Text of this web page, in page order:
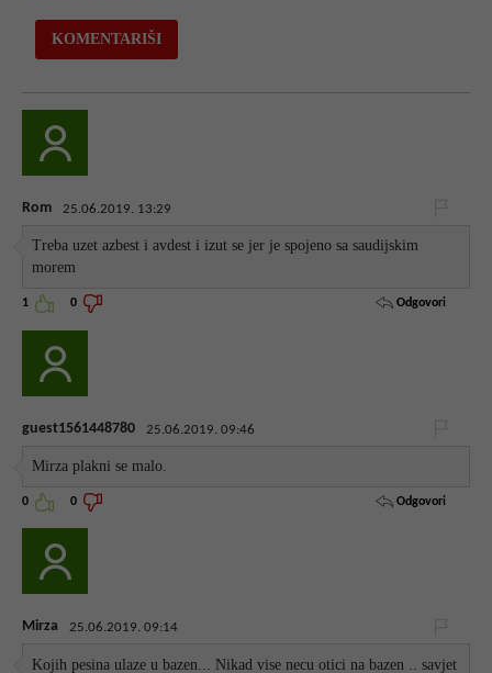
Rom 25.06.2019. 13:29
Treba uzet azbest i avdest i izut se jer je spojeno sa saudijskim
morem
1 0 Odgovori
guest1561448780 25.06.2019. 09:46
Mirza plakni se malo.
0 0 Odgovori
Mirza 25.06.2019. 09:14
Kojih pesina ulaze u bazen... Nikad vise necu otici na bazen .. savjet